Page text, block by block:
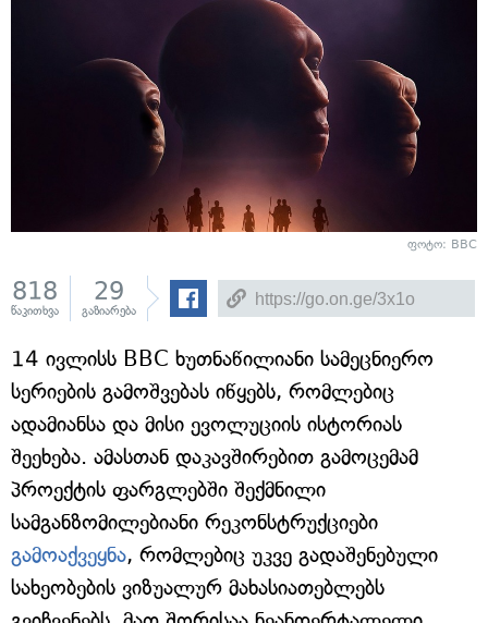
ფოტო: BBC
818
წაკითხვა
29
გაზიარება
14 ივლისს BBC ხუთნაწილიანი სამეცნიერო
სერიების გამოშვებას იწყებს, რომლებიც
ადამიანსა და მისი ევოლუციის ისტორიას
შეეხება. ამასთან დაკავშირებით გამოცემამ
პროექტის ფარგლებში შექმნილი
სამგანზომილებიანი რეკონსტრუქციები
გამოაქვეყნა, რომლებიც უკვე გადაშენებული
სახეობების ვიზუალურ მახასიათებლებს